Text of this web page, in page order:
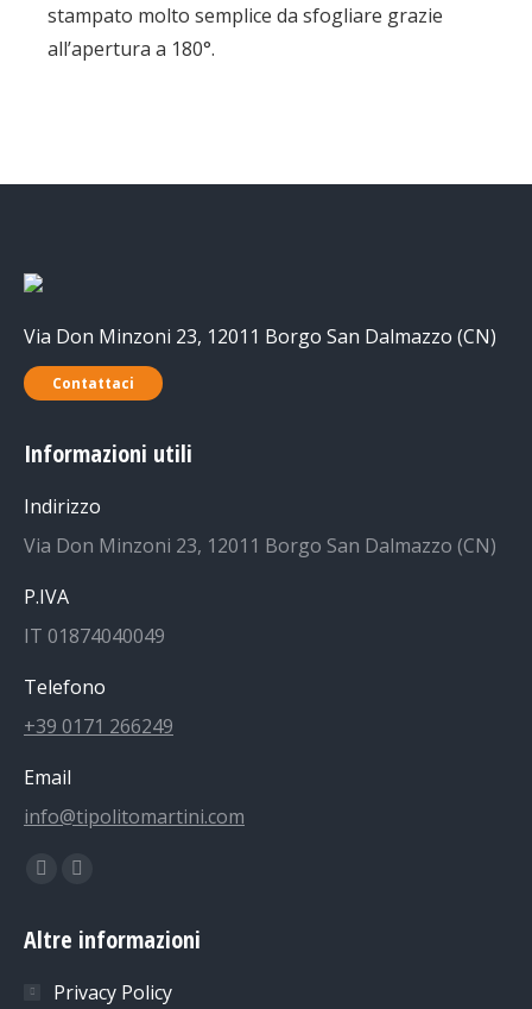
stampato molto semplice da sfogliare grazie
all’apertura a 180°.
Via Don Minzoni 23, 12011 Borgo San Dalmazzo (CN)
Contattaci
Informazioni utili
Indirizzo
Via Don Minzoni 23, 12011 Borgo San Dalmazzo (CN)
P.IVA
IT 01874040049
Telefono
+39 0171 266249
Email
info@tipolitomartini.com
Find us on:
Facebook
opens
Instagram
opens
Altre informazioni
Privacy Policy